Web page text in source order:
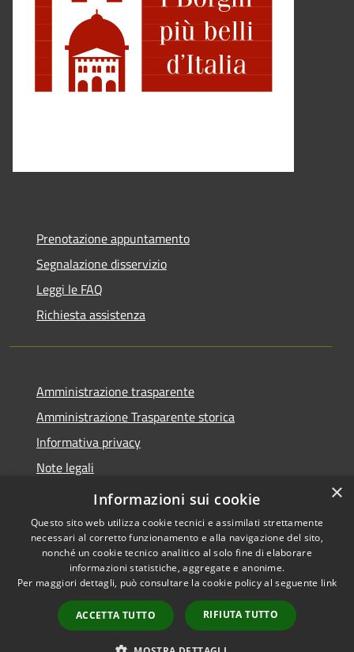
Prenotazione appuntamento
Segnalazione disservizio
Leggi le FAQ
Richiesta assistenza
Amministrazione trasparente
Amministrazione Trasparente storica
Informativa privacy
Note legali
Dichiarazione di accessibilità
Accessibilità
Copyright © 2026 • Comune di
Vico del Gargano • Powered by
Municipium•
Accesso
redazione
×
Informazioni sui cookie
Questo sito web utilizza cookie tecnici e assimilati strettamente
necessari al corretto funzionamento e alla navigazione del sito,
nonché un cookie tecnico analitico al solo fine di elaborare
informazioni statistiche, aggregate e anonime.
Per maggiori dettagli, può consultare la cookie policy al seguente link
ACCETTA TUTTO RIFIUTA TUTTO